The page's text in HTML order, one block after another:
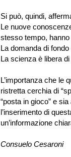
Si può, quindi,
Le nuove
stesso tempo,
La domanda di
La scienza è libera
L’importanza che le
ristretta cerchia di
“posta in gioco” e
l’inserimento di
un’informazione
Consuelo Cesaroni